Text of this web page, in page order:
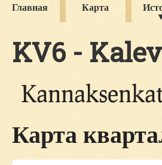
Главная Карта
KV6 -
Карта